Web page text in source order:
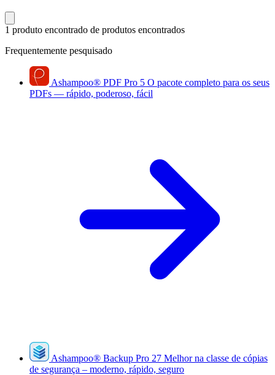
1 produto encontrado de produtos encontrados
Frequentemente pesquisado
Ashampoo® PDF Pro 5 O pacote completo para os seus
PDFs — rápido, poderoso, fácil
Ashampoo® Backup Pro 27 Melhor na classe de cópias
de segurança – moderno, rápido, seguro